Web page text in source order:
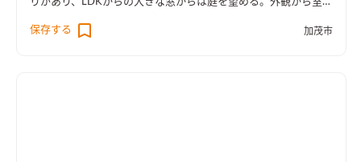
りがあり、LDKからの大きな窓からは庭を望める。外観から室内
保存する
加茂市